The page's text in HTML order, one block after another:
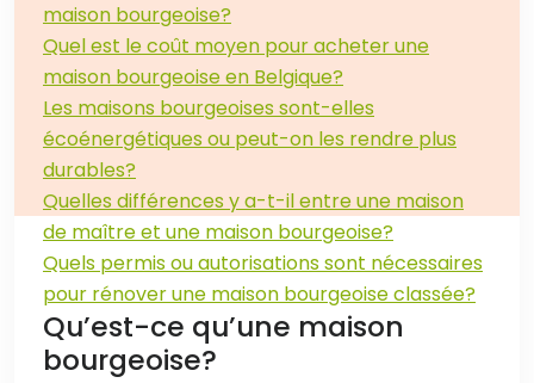
maison bourgeoise?
Quel est le coût moyen pour acheter une
maison bourgeoise en Belgique?
Les maisons bourgeoises sont-elles
écoénergétiques ou peut-on les rendre plus
durables?
Quelles différences y a-t-il entre une maison
de maître et une maison bourgeoise?
Quels permis ou autorisations sont nécessaires
pour rénover une maison bourgeoise classée?
Qu’est-ce qu’une maison
bourgeoise?